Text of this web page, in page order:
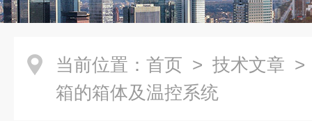
当前位置： 首页 > 技术文章 >
箱的箱体及温控系统